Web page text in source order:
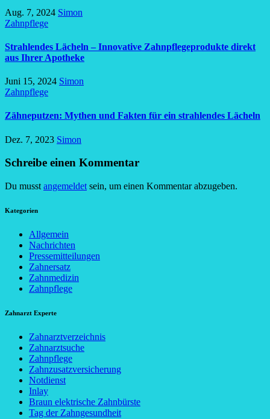
Aug. 7, 2024 Simon
Zahnpflege
Strahlendes Lächeln – Innovative Zahnpflegeprodukte direkt
aus Ihrer Apotheke
Juni 15, 2024 Simon
Zahnpflege
Zähneputzen: Mythen und Fakten für ein strahlendes Lächeln
Dez. 7, 2023 Simon
Schreibe einen Kommentar
Du musst angemeldet sein, um einen Kommentar abzugeben.
Kategorien
Allgemein
Nachrichten
Pressemitteilungen
Zahnersatz
Zahnmedizin
Zahnpflege
Zahnarzt Experte
Zahnarztverzeichnis
Zahnarztsuche
Zahnpflege
Zahnzusatzversicherung
Notdienst
Inlay
Braun elektrische Zahnbürste
Tag der Zahngesundheit